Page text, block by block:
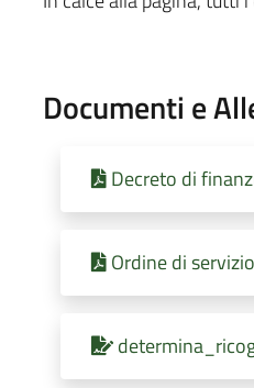
Documenti e
Decreto di
Ordine di